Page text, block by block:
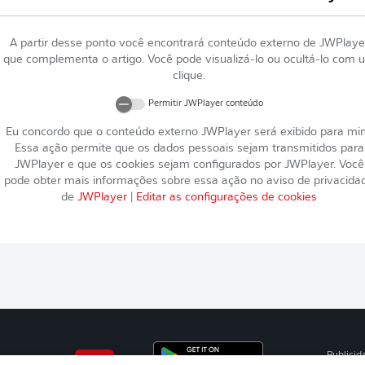
A partir desse ponto você encontrará conteúdo externo de
que complementa o artigo. Você pode visualizá-lo ou ocultá-lo com
clique.
Permitir JWPlayerconteúdo
Eu concordo que o conteúdo externo JWPlayerserá exibido para
Essa ação permite que os dados pessoais sejam transmitidos para
JWPlayere que os cookies sejam configurados por JWPlayer. Você
pode obter mais informações sobre essa ação no aviso de
de JWPlayer Editar as configurações de cookies